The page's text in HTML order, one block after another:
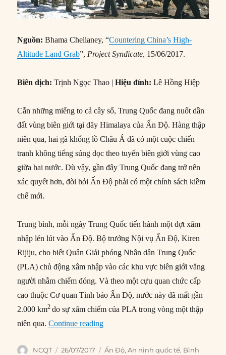
Nguồn:Bhama Chellaney, “Countering China’s High-
Altitude Land Grab”, Project Syndicate, 15/06/2017.
Biên dịch: Trịnh Ngọc Thao |Hiệu đính: Lê Hồng Hiệp
Cắn những miếng to cả cây số, Trung Quốc đang nuốt dần
đất vùng biên giới tại dãy Himalaya của Ấn Độ. Hàng thập
niên qua, hai gã khổng lồ Châu Á đã có một cuộc chiến
tranh không tiếng súng dọc theo tuyến biên giới vùng cao
giữa hai nước. Dù vậy, gần đây Trung Quốc đang trở nên
xác quyết hơn, đòi hỏi Ấn Độ phải có một chính sách kiềm
chế mới.
Trung bình, mỗi ngày Trung Quốc tiến hành một đợt xâm
nhập lén lút vào Ấn Độ. Bộ trưởng Nội vụ Ấn Độ, Kiren
Rijiju, cho biết Quân Giải phóng Nhân dân Trung Quốc
(PLA) chủ động xâm nhập vào các khu vực biên giới vắng
người nhằm chiếm đóng. Và theo một cựu quan chức cấp
cao thuộc Cơ quan Tình báo Ấn Độ, nước này đã mất gần
2.000 km2 do sự xâm chiếm của PLA trong vòng một thập
niên qua.Continue reading“Ấn Độ đối phó với chiến lược gặm
Author
NCQT
Posted
26/07/2017 Categories
Ấn Độ,An ninh quốc tế, Bình